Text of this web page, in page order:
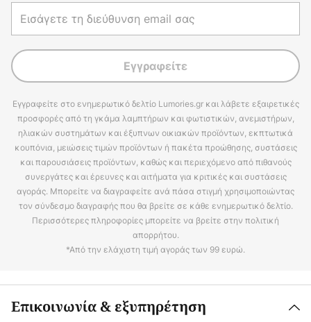
Εγγραφείτε
Εγγραφείτε στο ενημερωτικό δελτίο Lumories.gr και λάβετε εξαιρετικές
προσφορές από τη γκάμα λαμπτήρων και φωτιστικών, ανεμιστήρων,
ηλιακών συστημάτων και έξυπνων οικιακών προϊόντων, εκπτωτικά
κουπόνια, μειώσεις τιμών προϊόντων ή πακέτα προώθησης, συστάσεις
και παρουσιάσεις προϊόντων, καθώς και περιεχόμενο από πιθανούς
συνεργάτες και έρευνες και αιτήματα για κριτικές και συστάσεις
αγοράς. Μπορείτε να διαγραφείτε ανά πάσα στιγμή χρησιμοποιώντας
τον σύνδεσμο διαγραφής που θα βρείτε σε κάθε ενημερωτικό δελτίο.
Περισσότερες πληροφορίες μπορείτε να βρείτε στην πολιτική
απορρήτου.
*Από την ελάχιστη τιμή αγοράς των 99 ευρώ.
Επικοινωνία & εξυπηρέτηση